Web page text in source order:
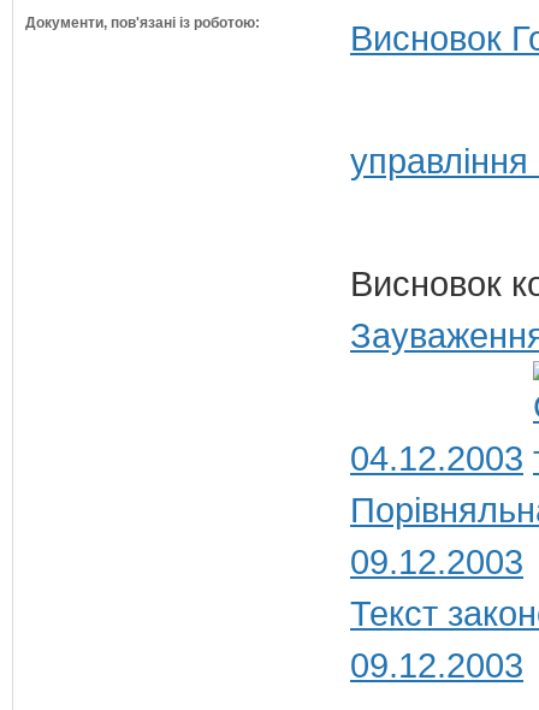
Документи, пов'язані із роботою: Висновок
Висновок
04.12.2003
09.12.2003
Текст
09.12.2003